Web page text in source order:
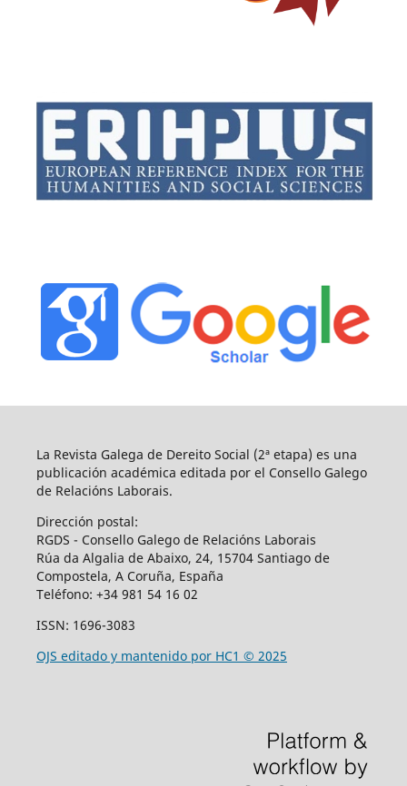
La Revista Galega de Dereito Social (2ª etapa) es una
publicación académica editada por el Consello Galego
de Relacións Laborais.
Dirección postal:
RGDS - Consello Galego de Relacións Laborais
Rúa da Algalia de Abaixo, 24, 15704 Santiago de
Compostela, A Coruña, España
Teléfono: +34 981 54 16 02
ISSN: 1696-3083
OJS editado y mantenido por HC1 © 2025